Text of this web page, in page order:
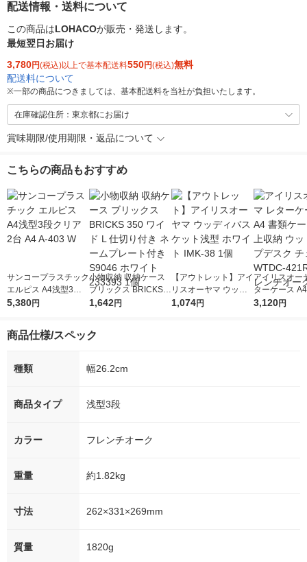
配送情報・送料について
この商品はLOHACOが販売・発送します。
最短翌日お届け
3,780円(税込)以上で基本配送料550円(税込)無料
配送料について
※一部の商品につきましては、基本配送料を当社が負担いたします。
在庫確認住所：東京都にお届け
賞味期限/使用期限・返品について
こちらの商品もおすすめ
サンコープラスチック
エルピス A4浅型3段ク
リア 2台 A4 A-403 W
5,380円
小物収納 収納ケース
ブリックス BRICKS 3
50 ワイド L 仕切り付
3393 1個
1,642円
【アウトレット】アイ
リスオーヤマ ウッデ
ィバスケット浅型 ホ
1,074円
アイリスオー
ターケース
ース 卓上収納
3,120円
商品仕様/スペック
種類 幅26.2cm
商品タイプ 浅型3段
カラー フレンチオーク
重量 約1.82kg
寸法 262×331×269mm
質量 1820g